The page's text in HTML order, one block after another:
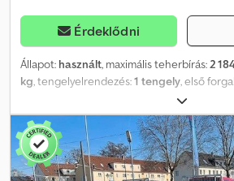
Érdeklődni
Állapot: használt, maximális teherbírás:2
kg, tengelyelrendezés:1 tengely, első
3 070 mm,
raktérmagasság:350 mm, teljes szélesség:
magasság:
970 mm, A54 GW26NG000061,
beépített lengéscsillapítókkal *
sarokkaros zárak öntött acélból *